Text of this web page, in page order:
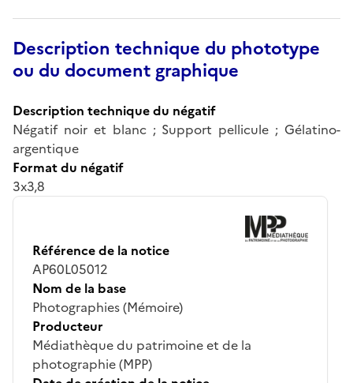
Description technique du phototype
ou du document graphique
Description technique du négatif
Négatif noir et blanc ; Support pellicule ; Gélatino-
argentique
Format du négatif
3x3,8
Référence de la notice
AP60L05012
Nom de la base
Photographies (Mémoire)
Producteur
Médiathèque du patrimoine et de la
photographie (MPP)